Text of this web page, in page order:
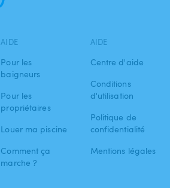
AIDE
Pour les
baigneurs
Pour les
propriétaires
Louer ma piscine
Comment ça
marche ?
AIDE
Centre d'aide
Conditions
d'utilisation
Politique de
confidentialité
Mentions légales